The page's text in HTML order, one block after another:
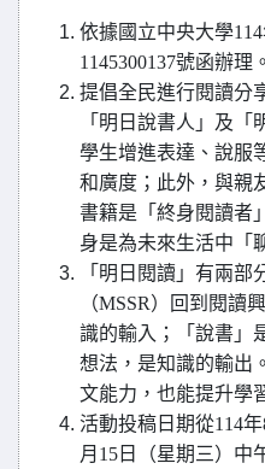
依據國立中央大學
1145300137號函辦理。
提倡全民進行閱讀分
「明日說書人」及
學生增進表達、說服
和廣度；此外，與親
書籍是「終身閱讀者
身是為未來生活中「
「明日閱讀」有兩部
（MSSR）回到閱讀
識的輸入；「說書」
想法，是知識的輸出
文能力，也能提升學
活動投稿日期從114
月15日（星期三）中